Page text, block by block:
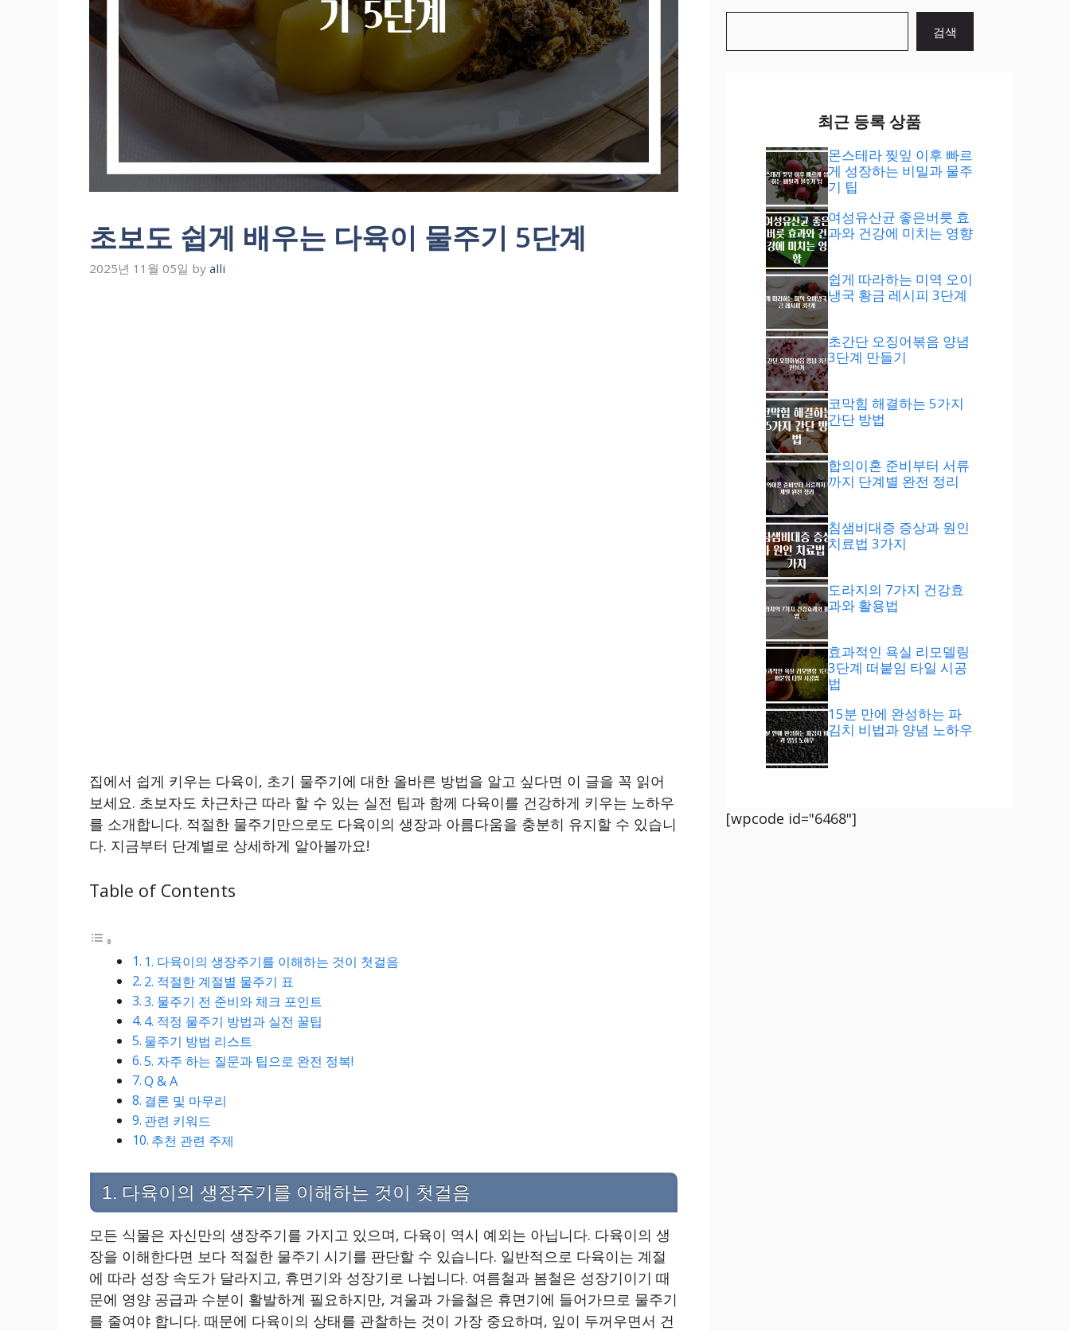
초보도 쉽게 배우는 다육이 물주기 5단계
2025년 11월 05일 by alli
집에서 쉽게 키우는 다육이, 초기 물주기에 대한 올바른 방법을 알고 싶다면 이 글을 꼭 읽어
보세요. 초보자도 차근차근 따라 할 수 있는 실전 팁과 함께 다육이를 건강하게 키우는 노하우
를 소개합니다. 적절한 물주기만으로도 다육이의 생장과 아름다움을 충분히 유지할 수 있습니
다. 지금부터 단계별로 상세하게 알아볼까요!
Table of Contents
1. 다육이의 생장주기를 이해하는 것이 첫걸음
2. 적절한 계절별 물주기 표
3. 물주기 전 준비와 체크 포인트
4. 적정 물주기 방법과 실전 꿀팁
물주기 방법 리스트
5. 자주 하는 질문과 팁으로 완전 정복!
Q & A
결론 및 마무리
관련 키워드
추천 관련 주제
1. 다육이의 생장주기를 이해하는 것이 첫걸음
모든 식물은 자신만의 생장주기를 가지고 있으며, 다육이 역시 예외는 아닙니다. 다육이의 생
장을 이해한다면 보다 적절한 물주기 시기를 판단할 수 있습니다. 일반적으로 다육이는 계절
에 따라 성장 속도가 달라지고, 휴면기와 성장기로 나뉩니다. 여름철과 봄철은 성장기이기 때
문에 영양 공급과 수분이 활발하게 필요하지만, 겨울과 가을철은 휴면기에 들어가므로 물주기
를 줄여야 합니다. 때문에 다육이의 상태를 관찰하는 것이 가장 중요하며, 잎이 두꺼우면서 건
검색
최근 등록 상품
몬스테라 찢잎 이후 빠르
게 성장하는 비밀과 물주
기 팁
여성유산균 좋은버릇 효
과와 건강에 미치는 영향
쉽게 따라하는 미역 오이
냉국 황금 레시피 3단계
초간단 오징어볶음 양념
3단계 만들기
코막힘 해결하는 5가지
간단 방법
합의이혼 준비부터 서류
까지 단계별 완전 정리
침샘비대증 증상과 원인
치료법 3가지
도라지의 7가지 건강효
과와 활용법
효과적인 욕실 리모델링
3단계 떠붙임 타일 시공
법
15분 만에 완성하는 파
김치 비법과 양념 노하우
[wpcode id="6468"]